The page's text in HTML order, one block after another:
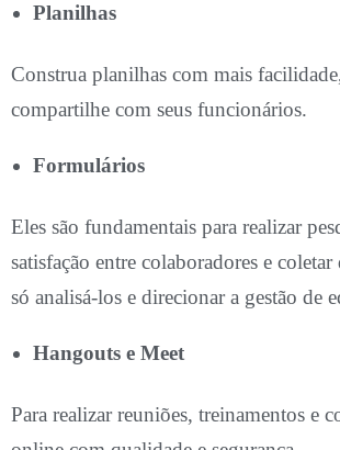
Planilhas
Construa planilhas com mais
compartilhe com seus funcionários.
Formulários
Eles são fundamentais para realizar
satisfação entre colaboradores e
só analisá-los e direcionar a gestão de
Hangouts e Meet
Para realizar reuniões, treinamentos e